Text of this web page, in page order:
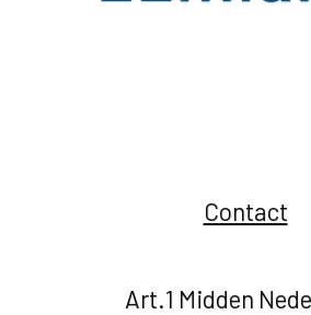
Contact
Art.1 Midden